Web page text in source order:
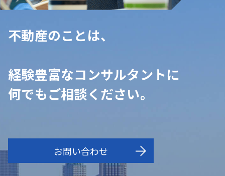
不動産のことは、
経験豊富なコンサルタントに
何でもご相談ください。
お問い合わせ